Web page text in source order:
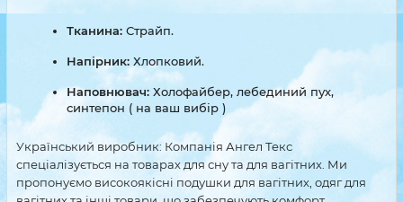
Тканина: Страйп.
Напірник: Хлопковий.
Наповнювач: Холофайбер, лебединий пух,
синтепон ( на ваш вибір )
Український виробник: Компанія Ангел Текс
спеціалізується на товарах для сну та для вагітних. Ми
пропонуємо високоякісні подушки для вагітних, одяг для